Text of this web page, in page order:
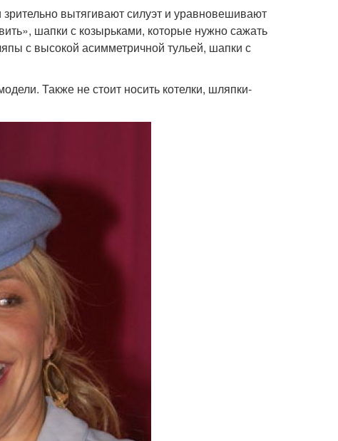
вытягивают силуэт и уравновешивают
шапки с козырьками, которые нужно сажать
с высокой асимметричной тульей, шапки с
Также не стоит носить котелки, шляпки-